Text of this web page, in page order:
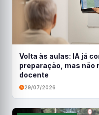
Volta às aulas: IA já
preparação, mas não
docente
29/07/2026